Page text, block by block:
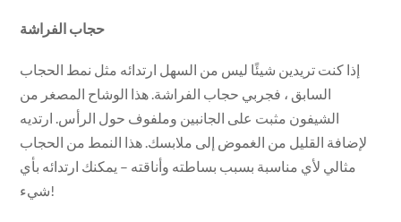
حجاب الفراشة
إذا كنت تريدين شيئًا ليس من السهل ارتدائه مثل نمط الحجاب
السابق ، فجربي حجاب الفراشة. هذا الوشاح المصغر من
الشيفون مثبت على الجانبين وملفوف حول الرأس. ارتديه
لإضافة القليل من الغموض إلى ملابسك. هذا النمط من الحجاب
مثالي لأي مناسبة بسبب بساطته وأناقته – يمكنك ارتدائه بأي
شيء!